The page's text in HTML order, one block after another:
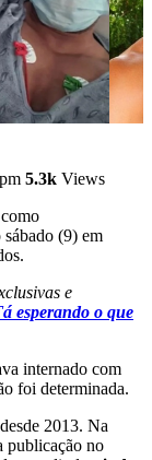
5.3k Views
(9) em
e
esperando o que
internado com
foi determinada.
2013. Na
publicação no